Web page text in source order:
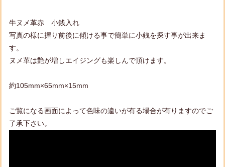
牛ヌメ革赤 小銭入れ
写真の様に握り前後に傾ける事で簡単に小銭を探す事が出来ま
す。
ヌメ革は艶が増しエイジングも楽しんで頂けます。
約105mm×65mm×15mm
ご覧になる画面によって色味の違いが有る場合が有りますのでご
了承下さい。